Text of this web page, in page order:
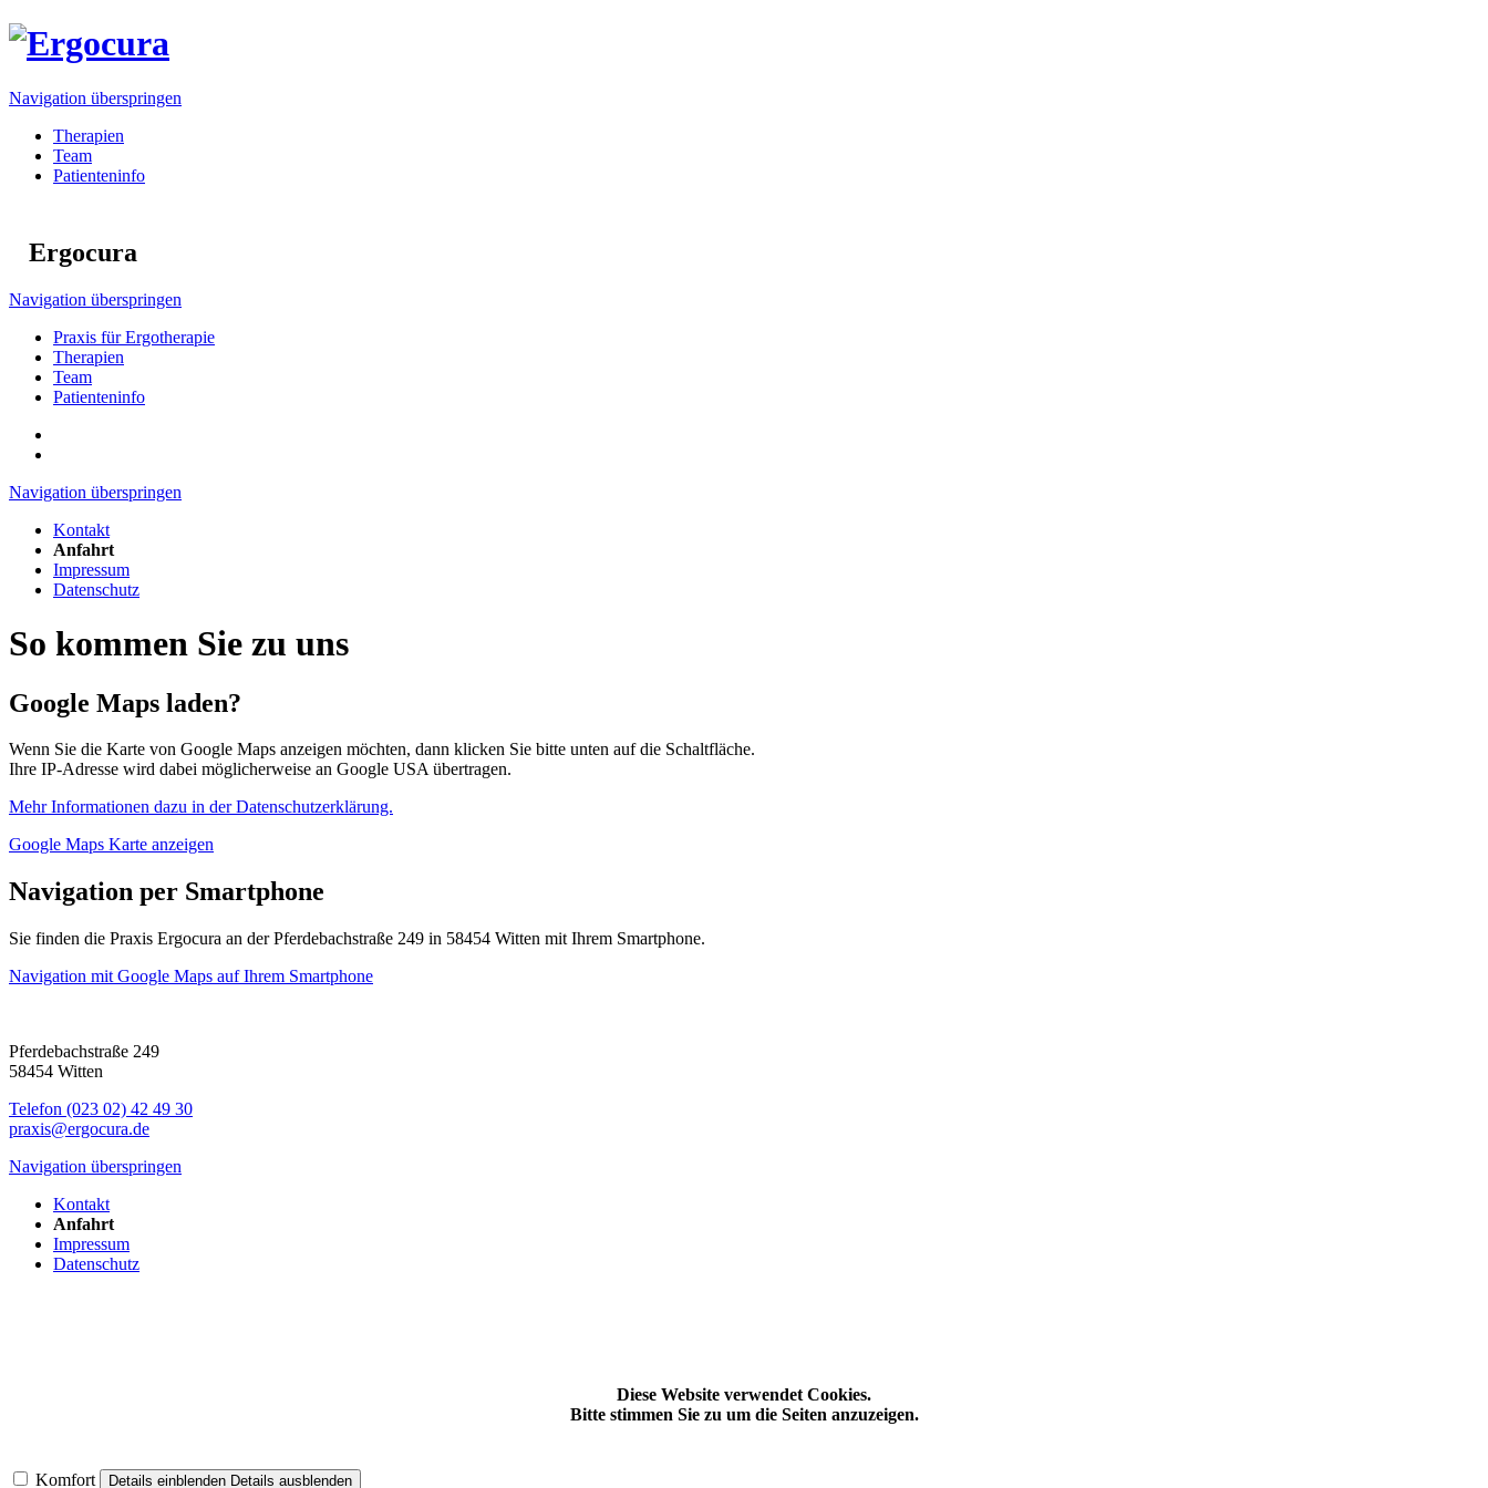
Navigation überspringen
Therapien
Team
Patienteninfo
Ergocura
Navigation überspringen
Praxis für Ergotherapie
Therapien
Team
Patienteninfo
Navigation überspringen
Kontakt
Anfahrt
Impressum
Datenschutz
So kommen Sie zu uns
Google Maps laden?
Wenn Sie die Karte von Google Maps anzeigen möchten, dann klicken Sie bitte unten auf die Schaltfläche.
Ihre IP-Adresse wird dabei möglicherweise an Google USA übertragen.
Mehr Informationen dazu in der Datenschutzerklärung.
Google Maps Karte anzeigen
Navigation per Smartphone
Sie finden die Praxis Ergocura an der Pferdebachstraße 249 in 58454 Witten mit Ihrem Smartphone.
Navigation mit Google Maps auf Ihrem Smartphone
Pferdebachstraße 249
58454 Witten
Telefon (023 02) 42 49 30
praxis@ergocura.de
Navigation überspringen
Kontakt
Anfahrt
Impressum
Datenschutz
Diese Website verwendet Cookies.
Bitte stimmen Sie zu um die Seiten anzuzeigen.
Komfort Details einblenden Details ausblenden